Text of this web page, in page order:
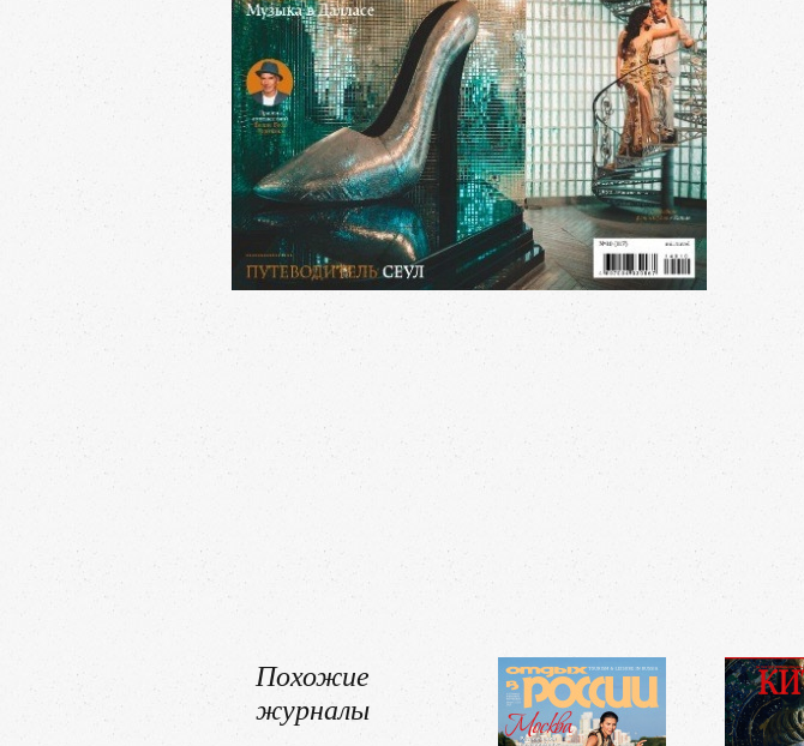
Похожие
журналы